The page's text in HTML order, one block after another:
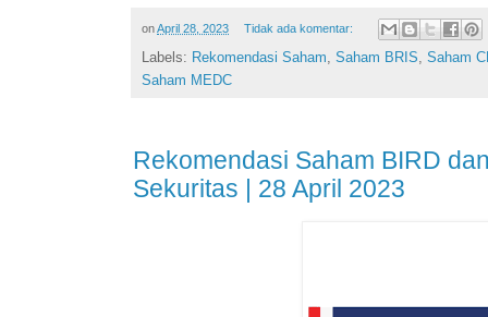
onApril 28, 2023 Tidak ada komentar:
Labels: Rekomendasi Saham, Saham BRIS, Saham
Saham MEDC
Rekomendasi Saham BIRD
Sekuritas | 28 April 2023